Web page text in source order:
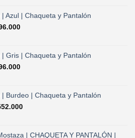
actual
es:
$584.000.
Azul | Chaqueta y Pantalón
El
es:
$296.000.
Gris | Chaqueta y Pantalón
El
es:
$296.000.
Burdeo | Chaqueta y Pantalón
Rango
desde
| CHAQUETA Y PANTALÓN |